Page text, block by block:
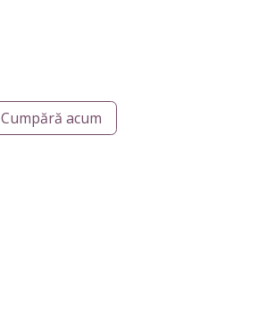
Cumpără acum